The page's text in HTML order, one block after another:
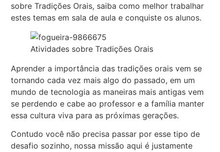
sobre Tradições Orais, saiba como melhor trabalhar
estes temas em sala de aula e conquiste os alunos.
Atividades sobre Tradições Orais
Aprender a importância das tradições orais vem se
tornando cada vez mais algo do passado, em um
mundo de tecnologia as maneiras mais antigas vem
se perdendo e cabe ao professor e a família manter
essa cultura viva para as próximas gerações.
Contudo você não precisa passar por esse tipo de
desafio sozinho, nossa missão aqui é justamente